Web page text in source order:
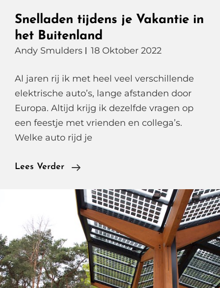
Snelladen tijdens je Vakantie in
het Buitenland
Andy Smulders 18 Oktober 2022
Al jaren rij ik met heel veel verschillende
elektrische auto’s, lange afstanden door
Europa. Altijd krijg ik dezelfde vragen op
een feestje met vrienden en collega’s.
Welke auto rijd je
Lees Verder
Snelladen
Je
Vakantie
In
Het
Buitenland